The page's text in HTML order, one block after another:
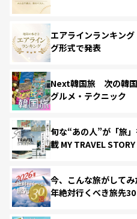
エアラインランキン
グ形式で発表
Next韓国旅 次の韓国
グルメ・テクニック
旬な“あの人”が「旅
載 MY TRAVEL STORY
今、こんな旅がして
年絶対行くべき旅先30